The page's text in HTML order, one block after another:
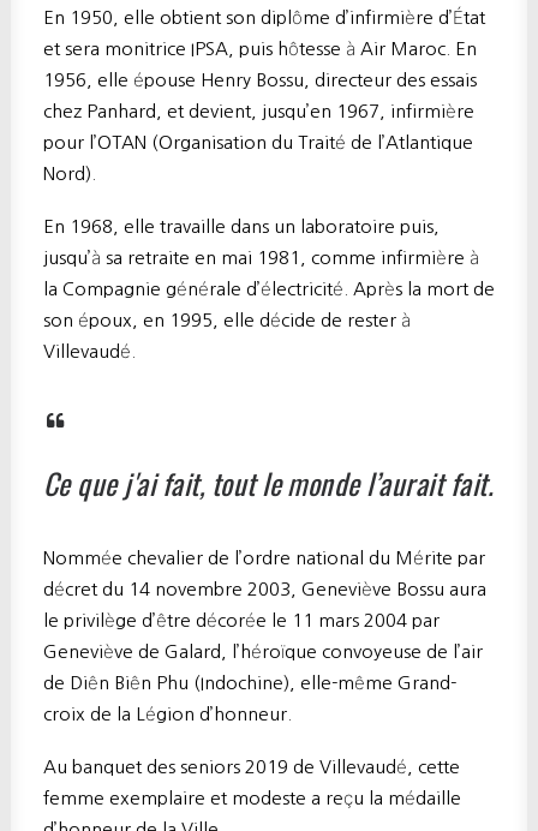
En 1950, elle obtient son diplôme d’infirmière d’État
et sera monitrice IPSA, puis hôtesse à Air Maroc. En
1956, elle épouse Henry Bossu, directeur des essais
chez Panhard, et devient, jusqu’en 1967, infirmière
pour l’OTAN (Organisation du Traité de l’Atlantique
Nord).
En 1968, elle travaille dans un laboratoire puis,
jusqu’à sa retraite en mai 1981, comme infirmière à
la Compagnie générale d’électricité. Après la mort de
son époux, en 1995, elle décide de rester à
Villevaudé.
Ce que j'ai fait, tout le monde l’aurait fait.
Nommée chevalier de l’ordre national du Mérite par
décret du 14 novembre 2003, Geneviève Bossu aura
le privilège d’être décorée le 11 mars 2004 par
Geneviève de Galard, l’héroïque convoyeuse de l’air
de Diên Biên Phu (Indochine), elle-même Grand-
croix de la Légion d’honneur.
Au banquet des seniors 2019 de Villevaudé, cette
femme exemplaire et modeste a reçu la médaille